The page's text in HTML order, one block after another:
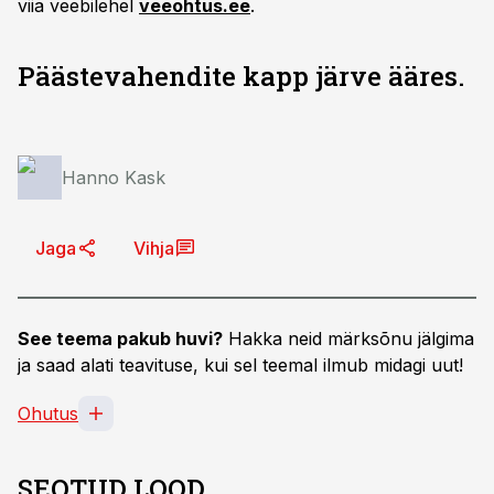
viia veebilehel veeohtus.ee.
Päästevahendite kapp järve ääres.
Hanno Kask
Jaga Vihja
See teema pakub huvi? Hakka neid märksõnu jälgima
ja saad alati teavituse, kui sel teemal ilmub midagi uut!
Ohutus